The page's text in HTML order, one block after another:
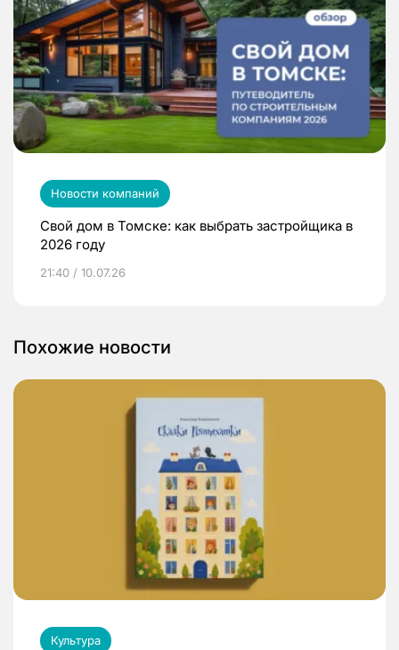
Новости компаний
Свой дом в Томске: как выбрать застройщика в
2026 году
21:40 / 10.07.26
Похожие новости
Культура